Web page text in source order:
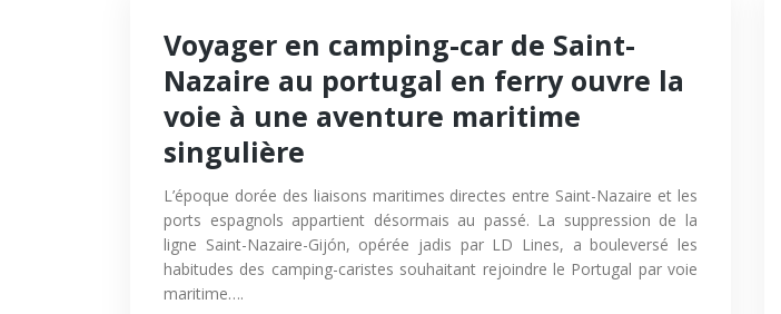
Voyager en camping-car de Saint-
Nazaire au portugal en ferry ouvre la
voie à une aventure maritime
singulière
L’époque dorée des liaisons maritimes directes entre Saint-Nazaire et les
ports espagnols appartient désormais au passé. La suppression de la
ligne Saint-Nazaire-Gijón, opérée jadis par LD Lines, a bouleversé les
habitudes des camping-caristes souhaitant rejoindre le Portugal par voie
maritime….